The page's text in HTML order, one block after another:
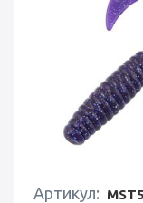
Артикул: